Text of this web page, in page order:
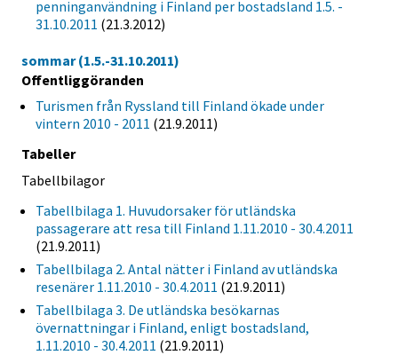
penninganvändning i Finland per bostadsland 1.5. -
31.10.2011 (21.3.2012)
sommar (1.5.-31.10.2011)
Offentliggöranden
Turismen från Ryssland till Finland ökade under
vintern 2010 - 2011 (21.9.2011)
Tabeller
Tabellbilagor
Tabellbilaga 1. Huvudorsaker för utländska
passagerare att resa till Finland 1.11.2010 - 30.4.2011
(21.9.2011)
Tabellbilaga 2. Antal nätter i Finland av utländska
resenärer 1.11.2010 - 30.4.2011 (21.9.2011)
Tabellbilaga 3. De utländska besökarnas
övernattningar i Finland, enligt bostadsland,
1.11.2010 - 30.4.2011 (21.9.2011)